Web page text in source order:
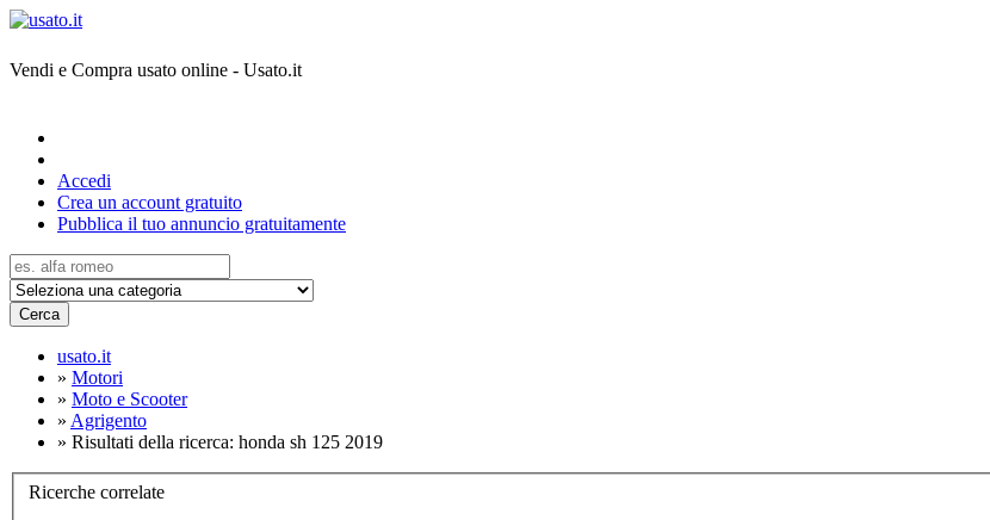
Vendi e Compra usato online - Usato.it
Accedi
Crea un account gratuito
Pubblica il tuo annuncio gratuitamente
Cerca
usato.it
» Motori
» Moto e Scooter
» Agrigento
» Risultati della ricerca: honda sh 125 2019
Ricerche correlate